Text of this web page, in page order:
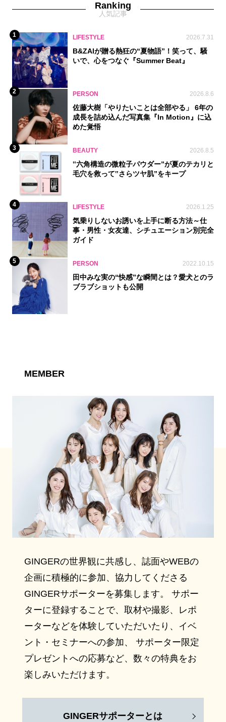
Ranking
人気記事
1 LIFESTYLE 2026.7.31
B&ZAIが贈る熱狂の“夏物語”！笑って、騒
いで、心をつなぐ『Summer Beat』
2 PERSON 2026.8.6
佐藤大樹「やりたいことは全部やる」 6年の
成長を詰め込んだ写真集『In Motion』に込
めた覚悟
3 BEAUTY 2026.8.5
‟六角構造の微粒子パウダー”が夏のテカリと
毛穴を救って‟さらツヤ肌”をキープ
4 LIFESTYLE 2026.1.25
気乗りしないお誘いを上手に断る方法～仕
事・男性・女友達、シチュエーション別完全
ガイド
5 PERSON 2022.10.15
田中みな実の“快感”な瞬間とは？愛犬とのラ
ブラブショットも公開
MEMBER
GINGERの世界観に共感し、誌面やWEBの
企画に積極的に参加、協力してくださる
GINGERサポーターを募集します。 サポー
ターに登録することで、取材や撮影、レポ
ーターなどを体験していただいたり、イベ
ント・セミナーへの参加、 サポーター限定
プレゼントへの応募など、数々の特典をお
楽しみいただけます。
GINGERサポーターとは